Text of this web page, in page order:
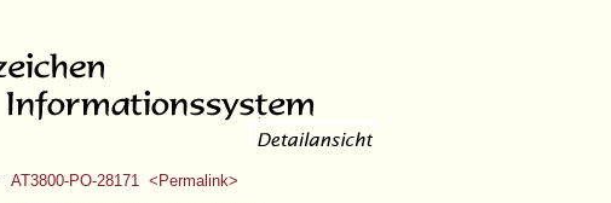
AT3800-PO-28171 <Permalink>